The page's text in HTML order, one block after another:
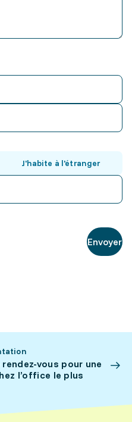
J'habite à l'étranger
Envoyer
vous pour une
l’office le plus